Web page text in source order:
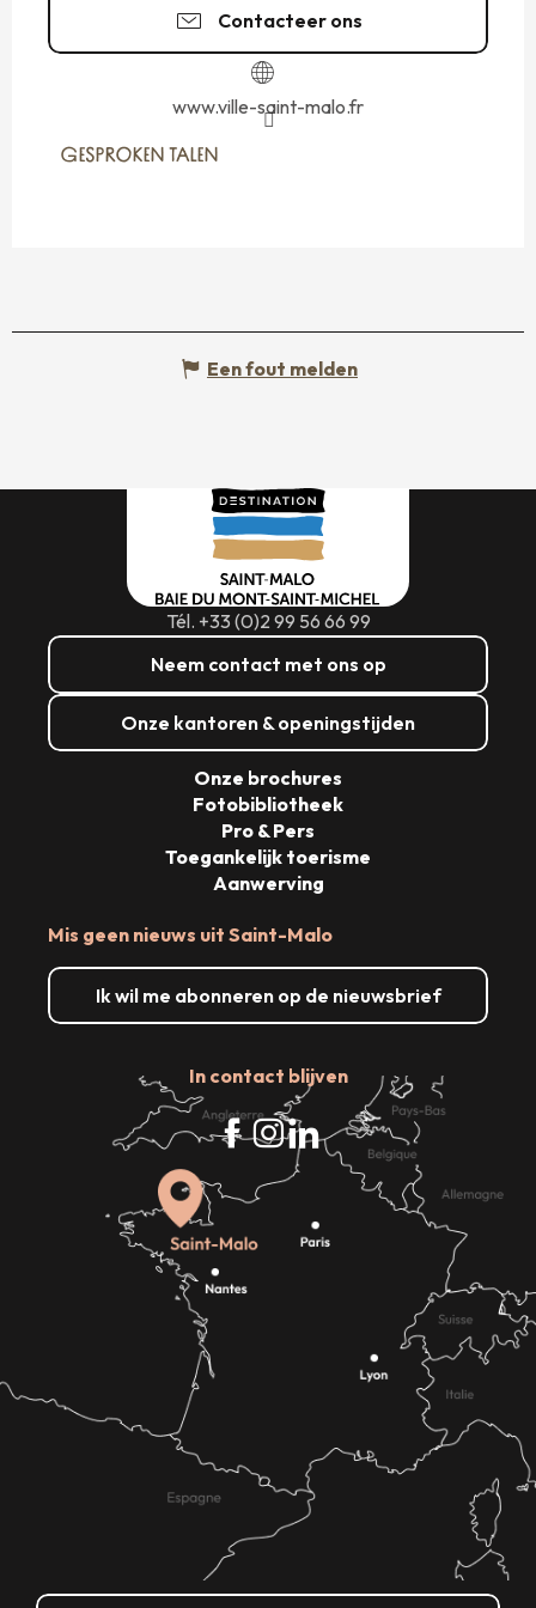
Contacteer ons
www.ville-saint-malo.fr
GESPROKEN TALEN
GESPROKEN TALEN
Een fout melden
Tél. +33 (0)2 99 56 66 99
Neem contact met ons op
Onze kantoren & openingstijden
Mis geen nieuws uit Saint-Malo
Ik wil me abonneren op de nieuwsbrief
In contact blijven
Onze brochures
Fotobibliotheek
Pro & Pers
Toegankelijk toerisme
Aanwerving